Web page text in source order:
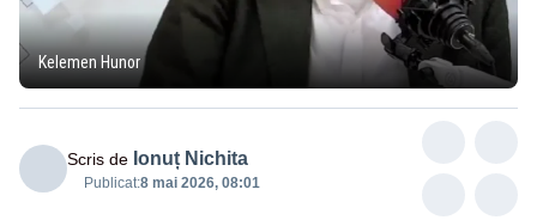
Kelemen Hunor
Scris de Ionuț Nichita
Publicat:8 mai 2026, 08:01